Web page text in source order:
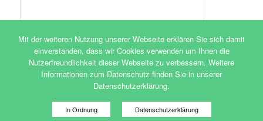
Mit der weiteren Nutzung unserer Webseite erklären Sie sich damit
einverstanden, dass wir Cookies verwenden um Ihnen die
Nutzerfreundlichkeit dieser Webseite zu verbessern. Weitere
Informationen zum Datenschutz finden Sie in unserer
Datenschutzerklärung.
In Ordnung Datenschutzerklärung
Mehr über Cookies erfahren